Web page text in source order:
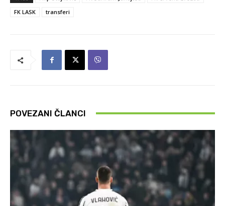
FK LASK
transferi
POVEZANI ČLANCI